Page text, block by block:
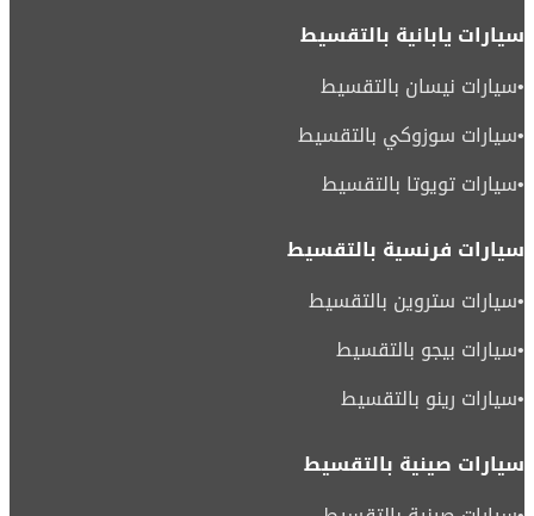
سيارات يابانية بالتقسيط
•سيارات نيسان بالتقسيط
•سيارات سوزوكي بالتقسيط
•سيارات تويوتا بالتقسيط
سيارات فرنسية بالتقسيط
•سيارات ستروين بالتقسيط
•سيارات بيجو بالتقسيط
•سيارات رينو بالتقسيط
سيارات صينية بالتقسيط